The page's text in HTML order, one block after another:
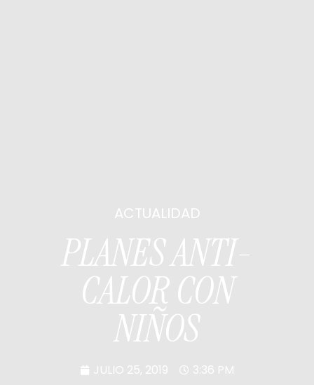
ACTUALIDAD
PLANES ANTI-
CALOR CON
NIÑOS
JULIO 25, 2019 3:36 PM